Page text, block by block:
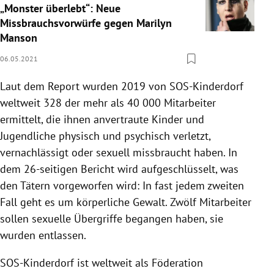
„Monster überlebt“: Neue
Missbrauchsvorwürfe gegen Marilyn
Manson
06.05.2021
Laut dem Report wurden 2019 von SOS-Kinderdorf
weltweit 328 der mehr als 40 000 Mitarbeiter
ermittelt, die ihnen anvertraute Kinder und
Jugendliche physisch und psychisch verletzt,
vernachlässigt oder sexuell missbraucht haben. In
dem 26-seitigen Bericht wird aufgeschlüsselt, was
den Tätern vorgeworfen wird: In fast jedem zweiten
Fall geht es um körperliche Gewalt. Zwölf Mitarbeiter
sollen sexuelle Übergriffe begangen haben, sie
wurden entlassen.
SOS-Kinderdorf ist weltweit als Föderation